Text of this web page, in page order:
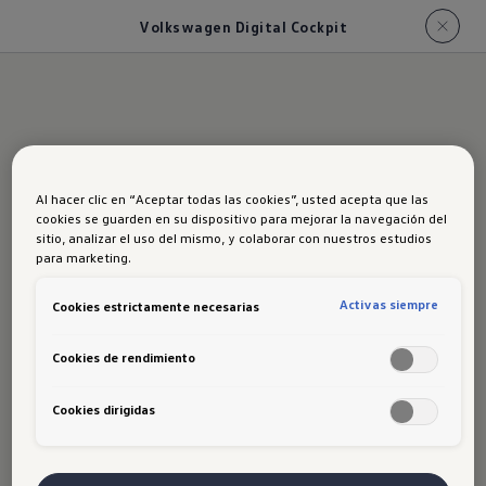
Volkswagen Digital Cockpit
Informarse
bien es el plan
cuando la necesitas. Volkswagen
Al hacer clic en “Aceptar todas las cookies”, usted acepta que las
cookies se guarden en su dispositivo para mejorar la navegación del
sitio, analizar el uso del mismo, y colaborar con nuestros estudios
para marketing.
Cookies estrictamente necesarias Activas siempre
Cookies de rendimiento
Cookies dirigidas